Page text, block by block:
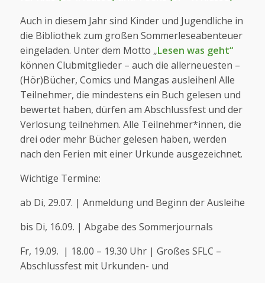
Auch in diesem Jahr sind Kinder und Jugendliche in
die Bibliothek zum großen Sommerleseabenteuer
eingeladen. Unter dem Motto „Lesen was geht“
können Clubmitglieder – auch die allerneuesten –
(Hör)Bücher, Comics und Mangas ausleihen! Alle
Teilnehmer, die mindestens ein Buch gelesen und
bewertet haben, dürfen am Abschlussfest und der
Verlosung teilnehmen. Alle Teilnehmer*innen, die
drei oder mehr Bücher gelesen haben, werden
nach den Ferien mit einer Urkunde ausgezeichnet.
Wichtige Termine:
ab Di, 29.07. | Anmeldung und Beginn der Ausleihe
bis Di, 16.09. | Abgabe des Sommerjournals
Fr, 19.09. | 18.00 – 19.30 Uhr | Großes SFLC –
Abschlussfest mit Urkunden- und